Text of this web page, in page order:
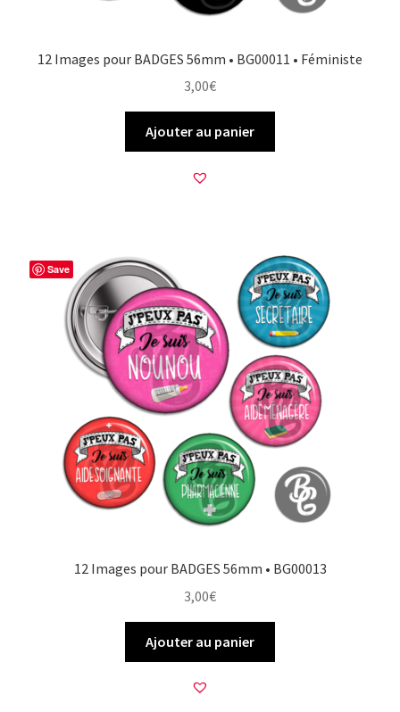
12 Images pour BADGES 56mm • BG00011 • Féministe
3,00€
Ajouter au panier
Save
12 Images pour BADGES 56mm • BG00013
3,00€
Ajouter au panier